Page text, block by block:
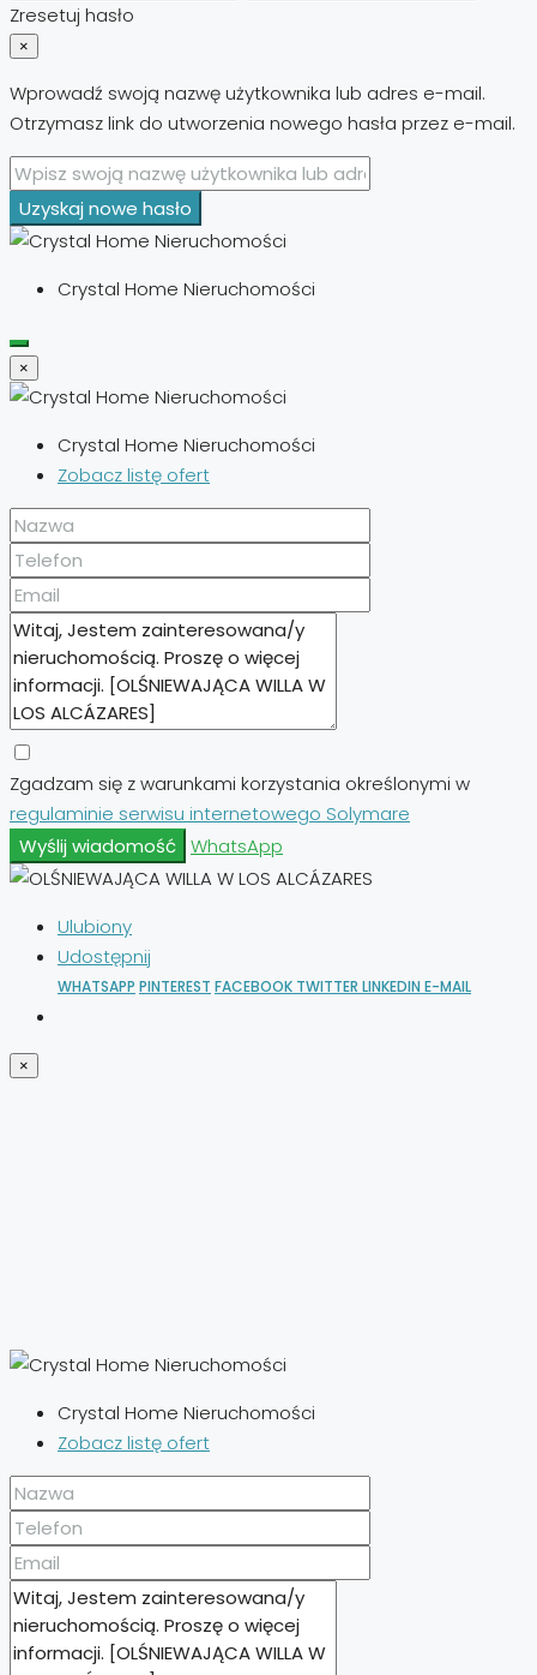
Zresetuj hasło
×
Wprowadź swoją nazwę użytkownika lub adres e-mail.
Otrzymasz link do utworzenia nowego hasła przez e-mail.
Uzyskaj nowe hasło
Crystal Home Nieruchomości
×
Crystal Home Nieruchomości
Zobacz listę ofert
Zgadzam się z warunkami korzystania określonymi w
regulaminie serwisu internetowego Solymare
Wyślij wiadomość WhatsApp
Ulubiony
Udostępnij
WHATSAPP PINTEREST FACEBOOK TWITTER LINKEDIN E-MAIL
×
Crystal Home Nieruchomości
Zobacz listę ofert